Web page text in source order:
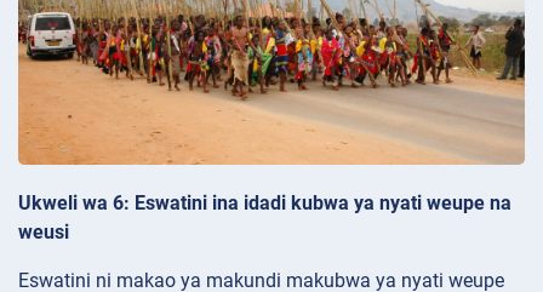
Ukweli wa 6: Eswatini ina idadi kubwa ya nyati weupe na
weusi
Eswatini ni makao ya makundi makubwa ya nyati weupe